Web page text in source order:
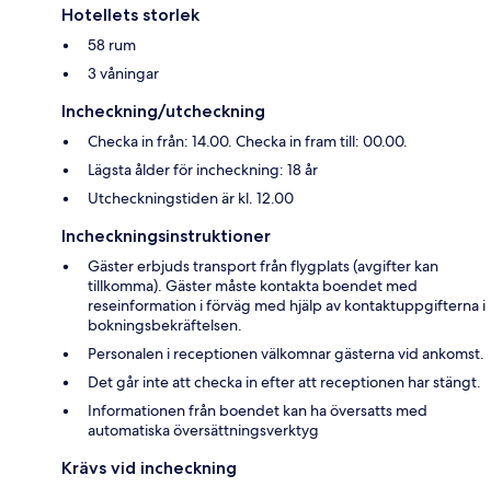
Hotellets storlek
58 rum
3 våningar
Incheckning/utcheckning
Checka in från: 14.00. Checka in fram till: 00.00.
Lägsta ålder för incheckning: 18 år
Utcheckningstiden är kl. 12.00
Incheckningsinstruktioner
Gäster erbjuds transport från flygplats (avgifter kan
tillkomma). Gäster måste kontakta boendet med
reseinformation i förväg med hjälp av kontaktuppgifterna i
bokningsbekräftelsen.
Personalen i receptionen välkomnar gästerna vid ankomst.
Det går inte att checka in efter att receptionen har stängt.
Informationen från boendet kan ha översatts med
automatiska översättningsverktyg
Krävs vid incheckning